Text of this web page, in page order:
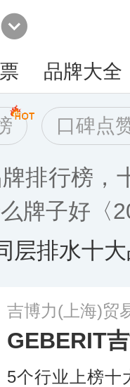
品牌大全
口碑点
排行榜，
牌子好〈
层排水十
吉博力(上海)贸
GEBERIT
5个行业上榜十